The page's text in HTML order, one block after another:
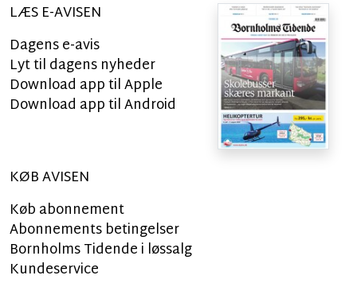
LÆS E-AVISEN
Dagens e-avis
Lyt til dagens nyheder
Download app til Apple
Download app til Android
KØB AVISEN
Køb abonnement
Abonnements betingelser
Bornholms Tidende i løssalg
Kundeservice